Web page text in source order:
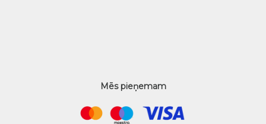
Mēs pieņemam